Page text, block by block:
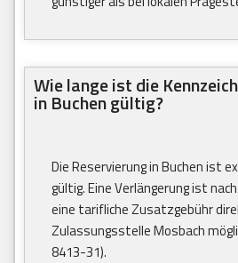
Wie lange ist die
in Buchen gültig?
Die Reservierung in Buchen ist
gültig. Eine Verlängerung ist
eine tarifliche Zusatzgebühr
Zulassungsstelle Mosbach
8413-31).